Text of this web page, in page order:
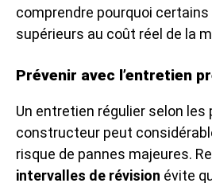
comprendre pourquoi
supérieurs au coût réel de la
Prévenir avec l’entretien
Un entretien régulier selon
constructeur peut
risque de pannes majeures.
intervalles de révision évite